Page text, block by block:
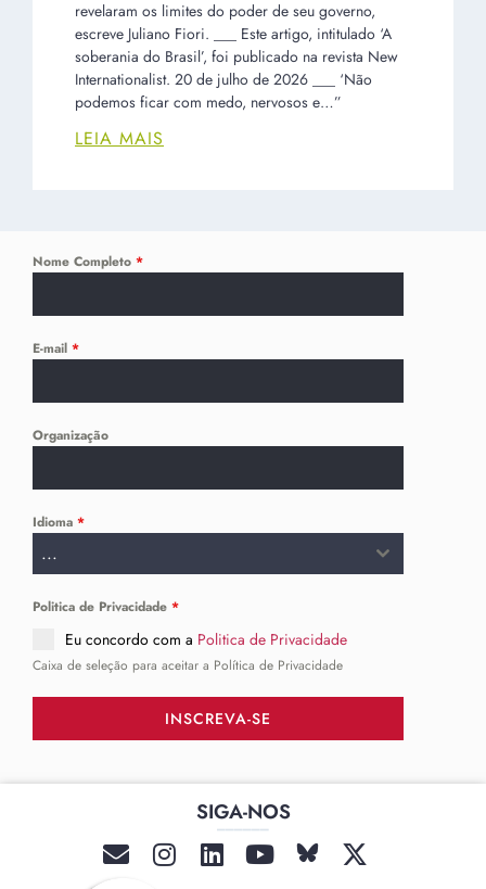
revelaram os limites do poder de seu governo,
escreve Juliano Fiori. ___ Este artigo, intitulado ‘A
soberania do Brasil’, foi publicado na revista New
Internationalist. 20 de julho de 2026 ___ ‘Não
podemos ficar com medo, nervosos e…”
LEIA MAIS
Nome Completo *
E-mail *
Organização
Idioma *
...
Politica de Privacidade *
Eu concordo com a Politica de Privacidade
Caixa de seleção para aceitar a Política de Privacidade
INSCREVA-SE
SIGA-NOS
______